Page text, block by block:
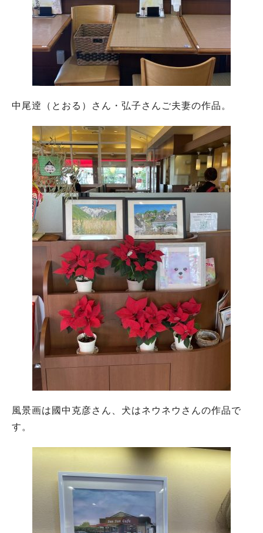
中尾逹（とおる）さん・弘子さんご夫妻の作品。
風景画は國中克彦さん、犬はネウネウさんの作品で
す。